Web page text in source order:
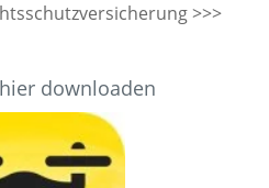
>>>
downloaden